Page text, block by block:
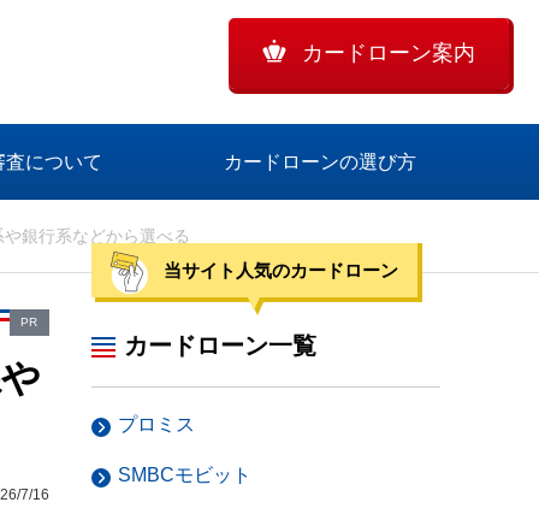
について カードローンの選び方
カードローン案内
銀行系などから選べる
PR
7/16
当サイト人気のカードローン
カードローン一覧
プロミス
SMBCモビット